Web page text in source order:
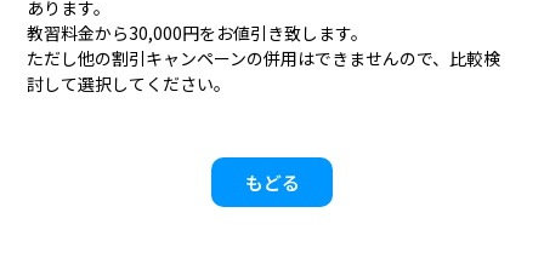
あります。
教習料金から30,000円をお値引き致します。
ただし他の割引キャンペーンの併用はできませんので、比較検
討して選択してください。
もどる